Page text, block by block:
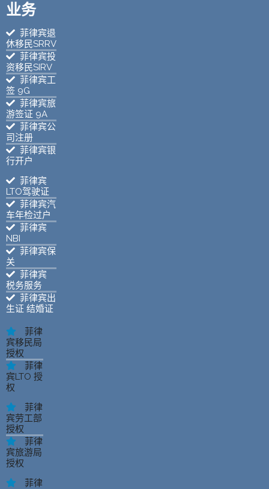
业务
菲律宾退
休移民SRRV
菲律宾投
资移民SIRV
菲律宾工
签 9G
菲律宾旅
游签证 9A
菲律宾公
司注册
菲律宾银
行开户
菲律宾
LTO驾驶证
菲律宾汽
车年检过户
菲律宾
NBI
菲律宾保
关
菲律宾
税务服务
菲律宾出
生证 结婚证
菲律
宾移民局
授权
菲律
宾LTO 授
权
菲律
宾劳工部
授权
菲律
宾旅游局
授权
菲律